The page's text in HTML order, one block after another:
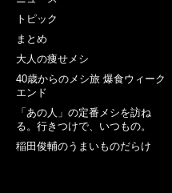
トピック
まとめ
大人の痩せメシ
40歳からのメシ旅 爆食ウィーク
エンド
「あの人」の定番メシを訪ね
る。行きつけで、いつもの。
稲田俊輔のうまいものだらけ